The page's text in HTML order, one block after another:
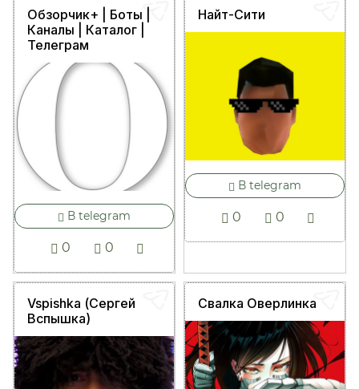
Обзорчик+ | Боты |
Каналы | Каталог |
Телеграм
В telegram
0 0
Найт-Сити
В telegram
0 0
Vspishka (Сергей
Вспышка)
Свалка Оверлинка